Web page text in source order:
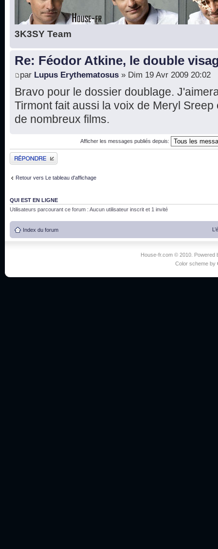
3K3SY Team
Re: Féodor Atkine, le double
par Lupus Erythematosus » Dim 19 Avr 2009 20:02
Bravo pour le dossier doublage.
Tirmont fait aussi la voix de Meryl
de nombreux films.
Afficher les messages publiés depuis:
Publier une réponse
Retour vers Le tableau d'affichage
QUI EST EN LIGNE
Utilisateurs parcourant ce forum : Aucun utilisateur inscrit et 1 invité
Index du forum
House-fr.com © 2010. Powered
Color scheme by